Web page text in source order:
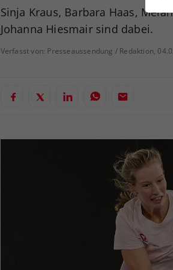
Sinja Kraus, Barbara Haas,
Johanna Hiesmair sind dabei.
Verfasst von: Presseaussendung / Redaktion,